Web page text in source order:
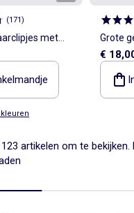
(171)
met
kleuren
Grote
€
artikelen om te bekijken.